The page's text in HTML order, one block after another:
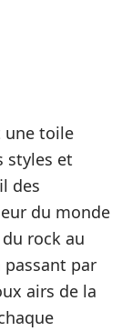
une toile
styles et
des
du monde
rock au
par
airs de la